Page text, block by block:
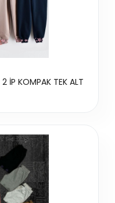
İP KOMPAK TEK ALT